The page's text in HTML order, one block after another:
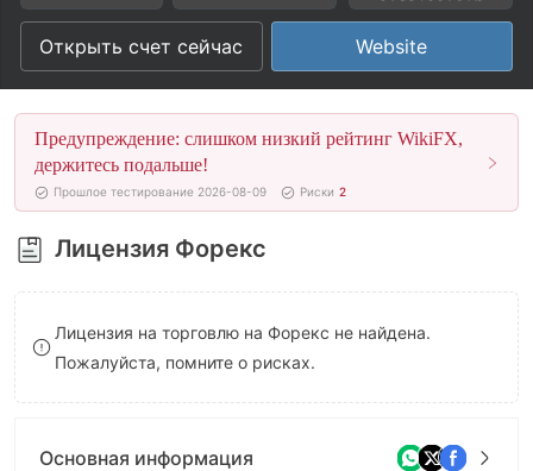
2
3
4
5
6
7
8
9
9
Открыть счет сейчас Website
Предупреждение: слишком низкий рейтинг WikiFX,
держитесь подальше!
Прошлое тестирование 2026-08-09 Риски 2
Лицензия Форекс
Лицензия на торговлю на Форекс не найдена.
Пожалуйста, помните о рисках.
Основная информация